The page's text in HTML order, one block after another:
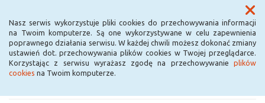
Nasz serwis wykorzystuje pliki cookies do przechowywania informacji
na Twoim komputerze. Są one wykorzystywane w celu zapewnienia
poprawnego działania serwisu. W każdej chwili możesz dokonać zmiany
ustawień dot. przechowywania plików cookies w Twojej przeglądarce.
Korzystając z serwisu wyrażasz zgodę na przechowywanie plików
cookies na Twoim komputerze.
Menu
Urząd Miejski w
Krośniewicach